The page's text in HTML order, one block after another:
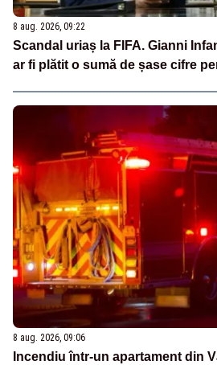
8 aug. 2026, 09:22
Scandal uriaș la FIFA. Gianni
ar fi plătit o sumă de șase cifre
8 aug. 2026, 09:06
Incendiu într-un apartament din